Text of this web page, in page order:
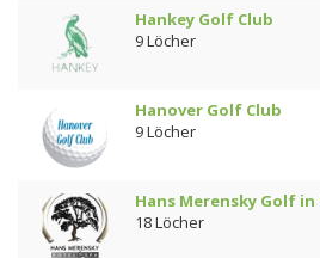
Hankey Golf Club
9 Löcher
Hanover Golf Club
9 Löcher
Hans Merensky Golf
18 Löcher